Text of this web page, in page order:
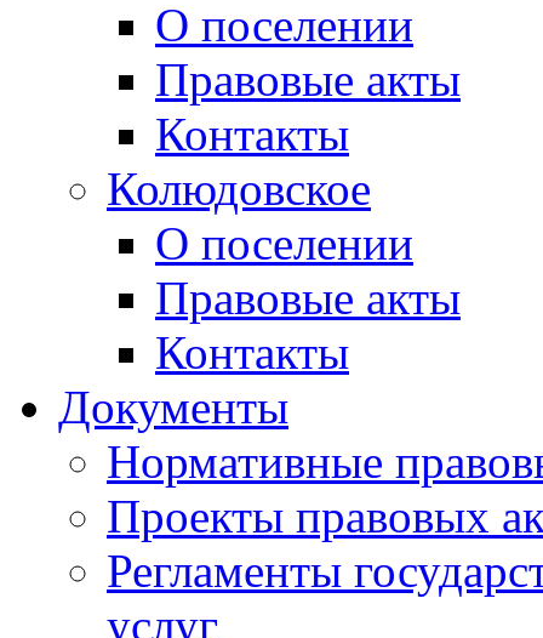
О поселении
Правовые акты
Контакты
Колюдовское
О поселении
Правовые акты
Контакты
Документы
Нормативные
Проекты правовых
Регламенты
услуг